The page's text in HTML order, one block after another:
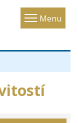
Menu
Toggle